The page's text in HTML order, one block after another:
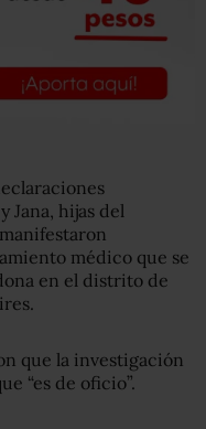
Jana, hijas del
médico que se
en el distrito de
que la investigación
“es de oficio”.